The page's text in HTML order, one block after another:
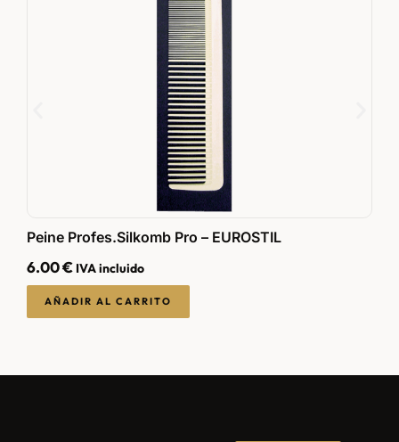
Peine Profes.Silkomb Pro – EUROSTIL
6.00€ IVA incluido
AÑADIR AL CARRITO